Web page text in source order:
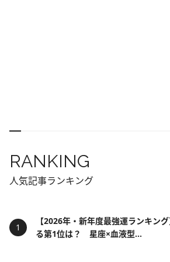
RANKING
人気記事ランキング
【2026年・新年度最強運ランキン
る第1位は？ 星座×血液型...